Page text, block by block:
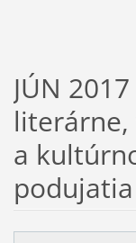
JÚN
literárne,
a
podujatia